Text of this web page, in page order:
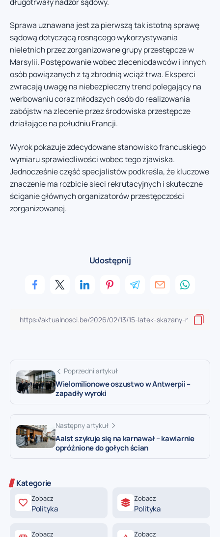
Sprawa uznawana jest za pierwszą tak istotną sprawę
sądową dotyczącą rosnącego wykorzystywania
nieletnich przez zorganizowane grupy przestępcze w
Marsylii. Postępowanie wobec zleceniodawców i innych
osób powiązanych z tą zbrodnią wciąż trwa. Eksperci
zwracają uwagę na niebezpieczny trend polegający na
werbowaniu coraz młodszych osób do realizowania
zabójstw na zlecenie przez środowiska przestępcze
działające na południu Francji.
Wyrok pokazuje zdecydowane stanowisko francuskiego
wymiaru sprawiedliwości wobec tego zjawiska.
Jednocześnie część specjalistów podkreśla, że kluczowe
znaczenie ma rozbicie sieci rekrutacyjnych i skuteczne
ściganie głównych organizatorów przestępczości
zorganizowanej.
Udostępnij
Poprzedni artykuł
Wielomilionowe oszustwo w Antwerpii –
zapadły wyroki
Następny artykuł
Aalst szykuje się na karnawał – kawiarnie
opróżnione do gołych ścian
Kategorie
Zobacz
Polityka
Zobacz
Polityka
Zobacz Zobacz